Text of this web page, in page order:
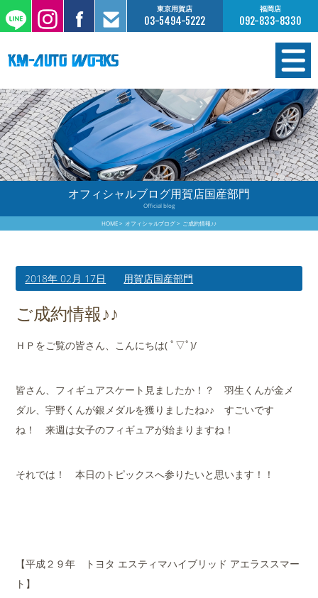
東京用賀店
03-5494-5222
福岡店
092-833-8330
在庫情報
オーダー販売
工場サービス
保証について
買取査定のご案内
会社概要
オフィシャルブログ用賀店国産部門
Official blog
HOME オフィシャルブログ ご成約情報♪♪
2018年 02月 17日 用賀店国産部門
ご成約情報♪♪
ＨＰをご覧の皆さん、こんにちは( ﾟ▽ﾟ)/
皆さん、フィギュアスケート見ましたか！？ 羽生くんが金メ
ダル、宇野くんが銀メダルを獲りましたね♪♪ すごいです
ね！ 来週は女子のフィギュアが始まりますね！
それでは！ 本日のトピックスへ参りたいと思います！！
【平成２９年 トヨタ エスティマハイブリッド アエラススマー
ト】